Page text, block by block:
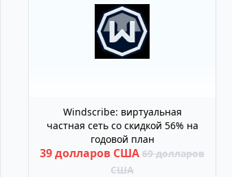
Windscribe: виртуальная
частная сеть со скидкой 56% на
годовой план
39 долларов США 69 долларов
США